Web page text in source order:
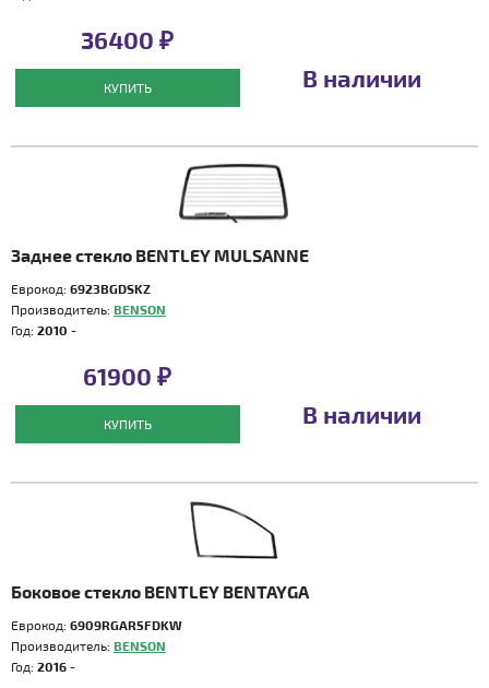
36400 ₽
КУПИТЬ В наличии
Заднее стекло BENTLEY MULSANNE
Еврокод: 6923BGDSKZ
Производитель: BENSON
Год: 2010 -
61900 ₽
КУПИТЬ В наличии
Боковое стекло BENTLEY BENTAYGA
Еврокод: 6909RGAR5FDKW
Производитель: BENSON
Год: 2016 -